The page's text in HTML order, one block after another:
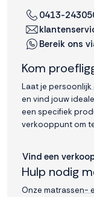
0413-
Bereik ons
Kom
Laat je
en vind jouw
een specifiek
verkooppunt om
Vind een
Hulp nodig
Onze matrassen-